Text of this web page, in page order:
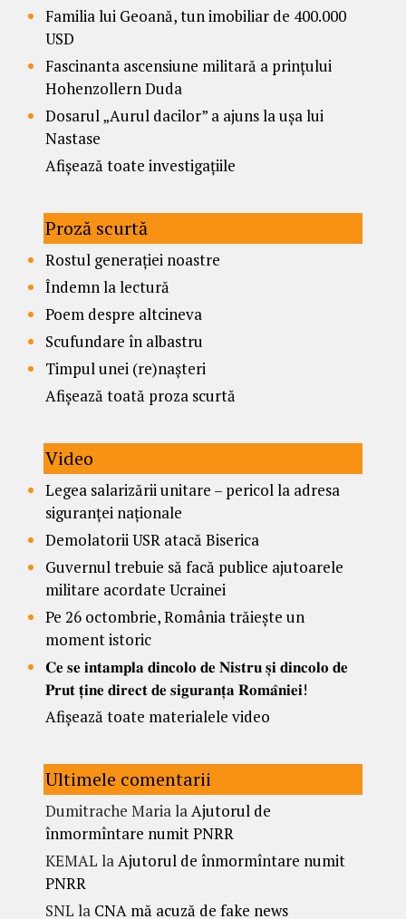
Familia lui Geoană, tun imobiliar de 400.000
USD
Fascinanta ascensiune militară a prințului
Hohenzollern Duda
Dosarul „Aurul dacilor” a ajuns la ușa lui
Nastase
Afișează toate investigațiile
Proză scurtă
Rostul generației noastre
Îndemn la lectură
Poem despre altcineva
Scufundare în albastru
Timpul unei (re)nașteri
Afișează toată proza scurtă
Video
Legea salarizării unitare – pericol la adresa
siguranței naționale
Demolatorii USR atacă Biserica
Guvernul trebuie să facă publice ajutoarele
militare acordate Ucrainei
Pe 26 octombrie, România trăiește un
moment istoric
𝐂𝐞 𝐬𝐞 𝐢𝐧𝐭𝐚𝐦𝐩𝐥𝐚 𝐝𝐢𝐧𝐜𝐨𝐥𝐨 𝐝𝐞 𝐍𝐢𝐬𝐭𝐫𝐮 𝐬̦𝐢 𝐝𝐢𝐧𝐜𝐨𝐥𝐨 𝐝𝐞
𝐏𝐫𝐮𝐭 𝐭̦𝐢𝐧𝐞 𝐝𝐢𝐫𝐞𝐜𝐭 𝐝𝐞 𝐬𝐢𝐠𝐮𝐫𝐚𝐧𝐭̦𝐚 𝐑𝐨𝐦𝐚̂𝐧𝐢𝐞𝐢!
Afișează toate materialele video
Ultimele comentarii
Dumitrache MarialaAjutorul de
înmormîntare numit PNRR
KEMAL laAjutorul de înmormîntare numit
PNRR
SNL la CNA mă acuză de fake news